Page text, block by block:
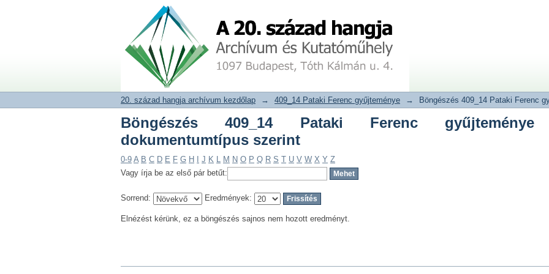
Böngészés 409_14 Pataki Ferenc gyűjteménye
20. század hangja archívum adattár
20. század hangja archívum kezdőlap → 409_14 Pataki Ferenc gyűjteménye → Böngészés 409_14 Pataki Ferenc
Böngészés 409_14 Pataki Ferenc gyűjteménye
dokumentumtípus szerint
0-9 A B C D E F G H J K L M N O P Q R S T U V W X Y Z
Vagy írja be az első pár betűt:
Sorrend: Eredmények:
Elnézést kérünk, ez a böngészés sajnos nem hozott eredményt.